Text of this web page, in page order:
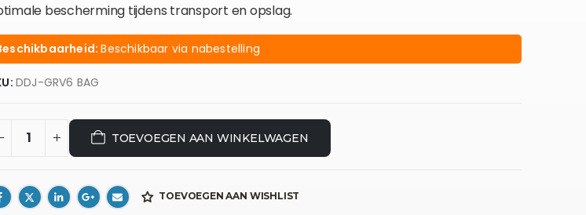
bescherming tijdens transport en opslag.
Beschikbaar via nabestelling
DDJ-GRV6 BAG
TOEVOEGEN AAN WINKELWAGEN
TOEVOEGEN AAN WISHLIST